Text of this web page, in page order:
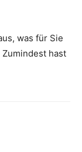
was für Sie
hast